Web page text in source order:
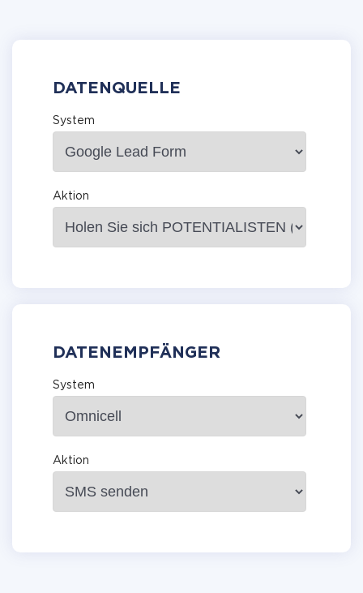
DATENQUELLE
System
Aktion
DATENEMPFÄNGER
System
Aktion